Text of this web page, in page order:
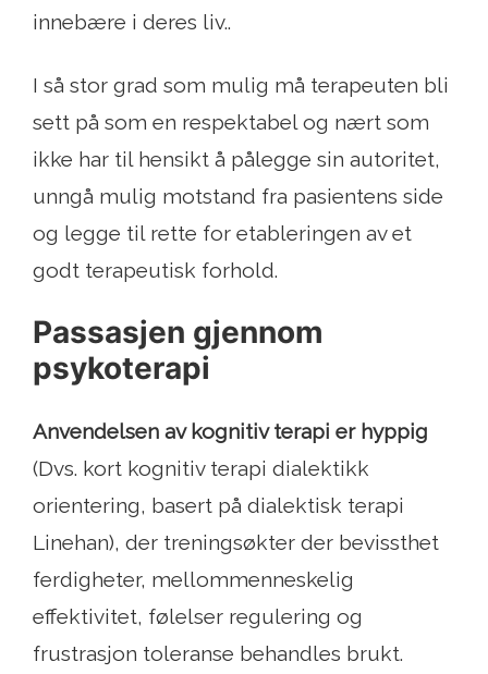
innebære i deres liv..
I så stor grad som mulig må terapeuten bli
sett på som en respektabel og nært som
ikke har til hensikt å pålegge sin autoritet,
unngå mulig motstand fra pasientens side
og legge til rette for etableringen av et
godt terapeutisk forhold.
Passasjen gjennom
psykoterapi
Anvendelsen av kognitiv terapi er hyppig
(Dvs. kort kognitiv terapi dialektikk
orientering, basert på dialektisk terapi
Linehan), der treningsøkter der bevissthet
ferdigheter, mellommenneskelig
effektivitet, følelser regulering og
frustrasjon toleranse behandles brukt.